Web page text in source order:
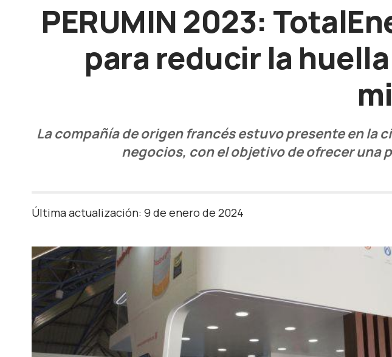
PERUMIN 2023:
para reducir la
La compañía de origen francés estuvo presente en la
negocios, con el objetivo de ofrecer
Última actualización: 9 de enero de 2024